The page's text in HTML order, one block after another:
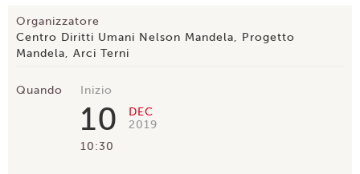
Organizzatore
Centro Diritti Umani Nelson Mandela, Progetto
Mandela, Arci Terni
Quando Inizio
10
DEC
2019
10:30